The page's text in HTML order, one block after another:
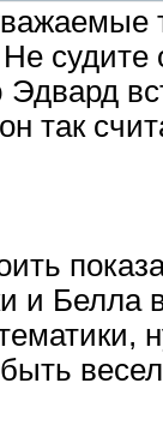
судите
так
и Белла